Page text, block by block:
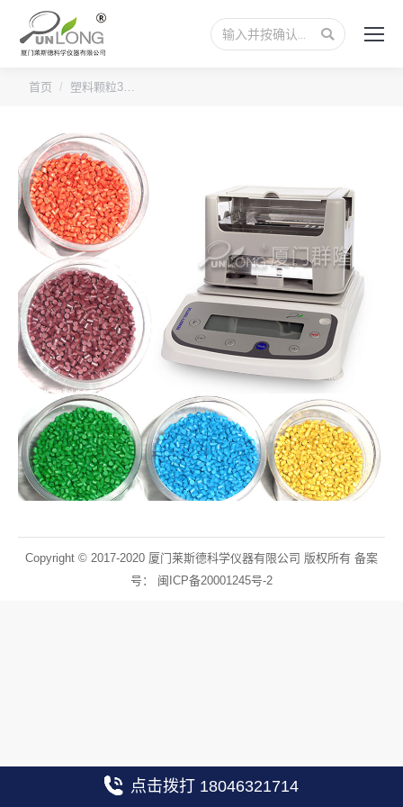
搜
索：
您的位置：
首页 塑料颗粒3…
Copyright © 2017-2020 厦门莱斯德科学仪器有限公司 版权所有 备案
号： 闽ICP备20001245号-2
点击拨打 18046321714